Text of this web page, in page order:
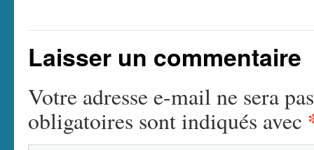
Laisser un commentaire
Votre adresse e-mail ne sera
obligatoires sont indiqués avec